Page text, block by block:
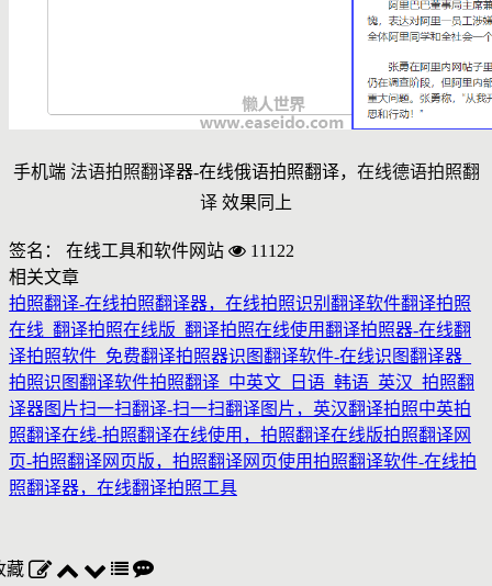
手机端 法语拍照翻译器-在线俄语拍照翻译， 在线德语拍照翻
译 效果同上
签名： 在线工具和软件网站
11122
相关文章
拍照翻译-在线拍照翻译器，在线拍照识别翻译软件翻译拍照
在线_翻译拍照在线版_翻译拍照在线使用翻译拍照器-在线翻
译拍照软件_免费翻译拍照器识图翻译软件-在线识图翻译器_
拍照识图翻译软件拍照翻译_中英文_日语_韩语_英汉_拍照翻
译器图片扫一扫翻译-扫一扫翻译图片，英汉翻译拍照中英拍
照翻译在线-拍照翻译在线使用，拍照翻译在线版拍照翻译网
页-拍照翻译网页版，拍照翻译网页使用拍照翻译软件-在线拍
照翻译器，在线翻译拍照工具
藏